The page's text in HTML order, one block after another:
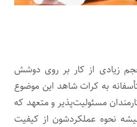
زیادی از کار بر روی دوشش
به‌ کرات شاهد این موضوع
مسئولیت‌پذیر و متعهد که
نحوه عملکردشون از کیفیت